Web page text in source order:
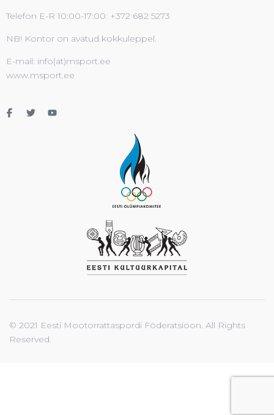
Telefon E-R 10:00-17:00: +372 682 5273
NB! Kontor on avatud kokkuleppel.
E-mail: info(at)msport.ee
www.msport.ee
© 2021 Eesti Mootorrattaspordi Föderatsioon. All Rights
Reserved.